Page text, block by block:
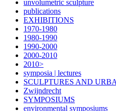
unvolumetric sculpture
publications
EXHIBITIONS
1970-1980
1980-1990
1990-2000
2000-2010
2010>
symposia | lectures
SCULPTURES AND
Zwijndrecht
SYMPOSIUMS
environmental symposiums